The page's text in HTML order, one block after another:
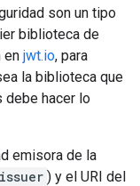
son un tipo
biblioteca de
en jwt.io, para
la biblioteca que
debe hacer lo
emisora de la
issuer ) y el URI del